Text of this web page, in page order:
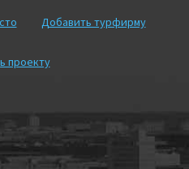
Добавить турфирму
проекту